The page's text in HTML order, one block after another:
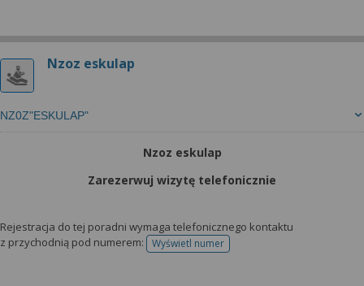
Nzoz eskulap
NZ0Z"ESKULAP"
Nzoz eskulap
Zarezerwuj wizytę telefonicznie
Rejestracja do tej poradni wymaga telefonicznego kontaktu
z przychodnią pod numerem:
Wyświetl numertelefonu do rejestracji